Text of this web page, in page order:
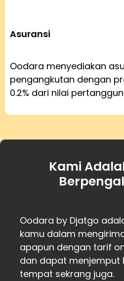
Asuransi
Oodara menyediakan
pengangkutan dengan
0.2% dari nilai
Kami
Oodara by Djatgo
kamu dalam
apapun dengan tarif
dan dapat menjemput
tempat sekrang juga.